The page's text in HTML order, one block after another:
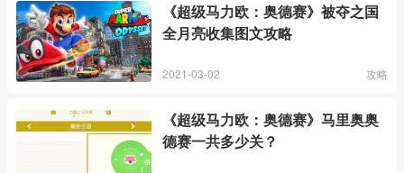
《超级马力欧：奥德赛》被夺之国
全月亮收集图文攻略
2021-03-02 攻略
《超级马力欧：奥德赛》马里奥奥
德赛一共多少关？